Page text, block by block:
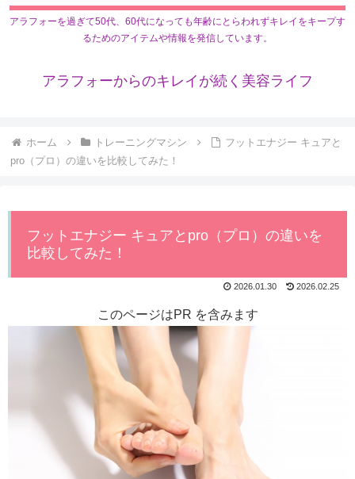
アラフォーを過ぎて50代、60代になっても年齢にとらわれずキレイをキープす
るためのアイテムや情報を発信しています。
アラフォーからのキレイが続く美容ライフ
ホーム トレーニングマシン
フットエナジー キュアと
pro（プロ）の違いを比較してみた！
フットエナジー キュアとpro（プロ）の違いを
比較してみた！
2026.01.30 2026.02.25
このページはPR を含みます